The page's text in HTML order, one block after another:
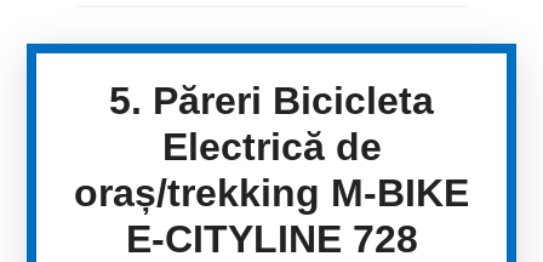
5. Păreri Bicicleta
Electrică de
oraș/trekking M-BIKE
E-CITYLINE 728